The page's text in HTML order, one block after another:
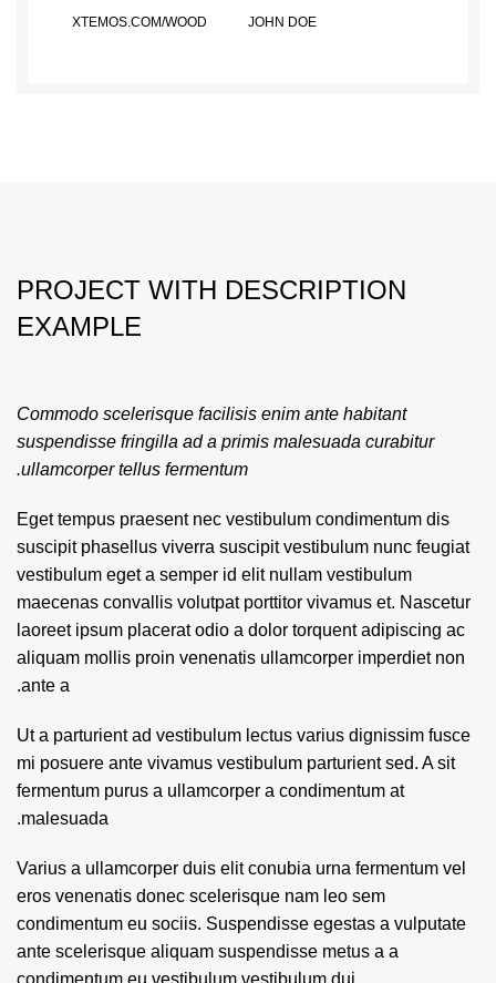
JOHN DOE
XTEMOS.COM/WOOD
PROJECT WITH DESCRIPTION
EXAMPLE
Commodo scelerisque facilisis enim ante habitant
suspendisse fringilla ad a primis malesuada curabitur
ullamcorper tellus fermentum.
Eget tempus praesent nec vestibulum condimentum dis
suscipit phasellus viverra suscipit vestibulum nunc feugiat
vestibulum eget a semper id elit nullam vestibulum
maecenas convallis volutpat porttitor vivamus et. Nascetur
laoreet ipsum placerat odio a dolor torquent adipiscing ac
aliquam mollis proin venenatis ullamcorper imperdiet non
ante a.
Ut a parturient ad vestibulum lectus varius dignissim fusce
mi posuere ante vivamus vestibulum parturient sed. A sit
fermentum purus a ullamcorper a condimentum at
malesuada.
Varius a ullamcorper duis elit conubia urna fermentum vel
eros venenatis donec scelerisque nam leo sem
condimentum eu sociis. Suspendisse egestas a vulputate
ante scelerisque aliquam suspendisse metus a a